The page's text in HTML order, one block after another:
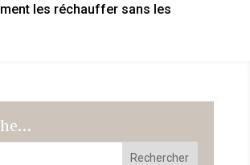
les réchauffer sans les